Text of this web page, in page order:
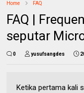
Home FAQ
FAQ |
seputar
0 yusufsangdes
Ketika pertama kali